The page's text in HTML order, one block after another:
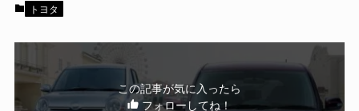
トヨタ
この記事が気に入ったら
フォローしてね！